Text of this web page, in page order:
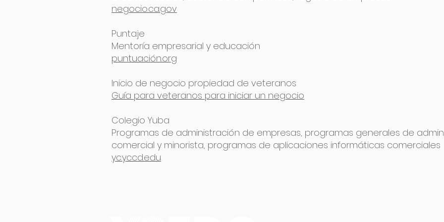
negocio.ca.gov
Puntaje
Mentoría empresarial y educación
puntuación.org
Inicio de negocio propiedad de veteranos
Guía para veteranos para iniciar un negocio
Colegio Yuba
Programas de administración de empresas, programas generales de
comercial y minorista, programas de aplicaciones informáticas comerciales
yc.yccd.edu